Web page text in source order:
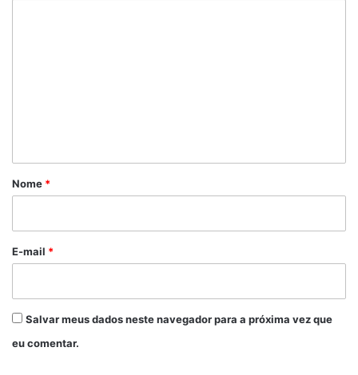
r
*
Nome *
E-mail *
Salvar meus dados neste navegador para a próxima vez que
eu comentar.